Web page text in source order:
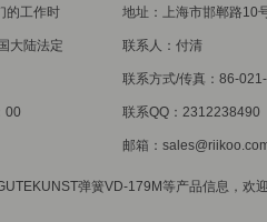
的工作时
大陆法定
00
地址：上海市邯郸路10
联系人：付清
联系方式/传真：86-
联系QQ：2312238490
邮箱：
弹簧VD-179M等产品信息，欢